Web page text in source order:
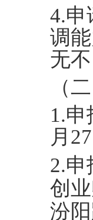
4.申
调
无
（
1.
月
2.申
创
汾